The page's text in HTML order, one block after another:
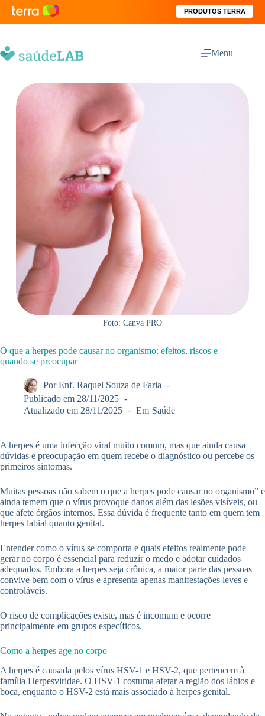
PRODUTOS TERRA
Menu
Foto: Canva PRO
O que a herpes pode causar no organismo: efeitos, riscos e
quando se preocupar
Por Enf. Raquel Souza de Faria
Publicado em 28/11/2025
Atualizado em 28/11/2025 Em Saúde
A herpes é uma infecção viral muito comum, mas que ainda causa
dúvidas e preocupação em quem recebe o diagnóstico ou percebe os
primeiros sintomas.
Muitas pessoas não sabem o que a herpes pode causar no organismo” e
ainda temem que o vírus provoque danos além das lesões visíveis, ou
que afete órgãos internos. Essa dúvida é frequente tanto em quem tem
herpes labial quanto genital.
Entender como o vírus se comporta e quais efeitos realmente pode
gerar no corpo é essencial para reduzir o medo e adotar cuidados
adequados. Embora a herpes seja crônica, a maior parte das pessoas
convive bem com o vírus e apresenta apenas manifestações leves e
controláveis.
O risco de complicações existe, mas é incomum e ocorre
principalmente em grupos específicos.
Como a herpes age no corpo
A herpes é causada pelos vírus HSV-1 e HSV-2, que pertencem à
família Herpesviridae. O HSV-1 costuma afetar a região dos lábios e
boca, enquanto o HSV-2 está mais associado à herpes genital.